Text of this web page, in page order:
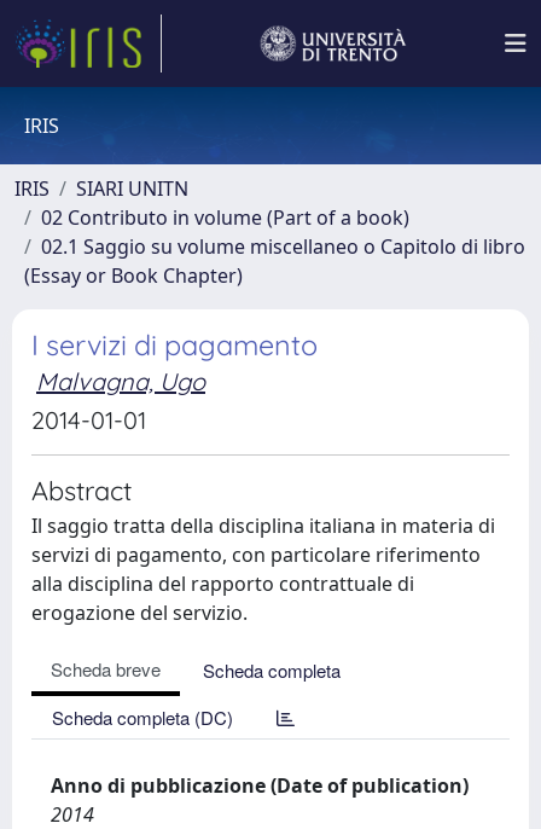
IRIS
IRIS
SIARI UNITN
02 Contributo in volume (Part of a book)
02.1 Saggio su volume miscellaneo o Capitolo di libro
(Essay or Book Chapter)
I servizi di pagamento
Malvagna, Ugo
2014-01-01
Abstract
Il saggio tratta della disciplina italiana in materia di
servizi di pagamento, con particolare riferimento
alla disciplina del rapporto contrattuale di
erogazione del servizio.
Scheda breve
Scheda completa
Scheda completa (DC)
Anno di pubblicazione (Date of publication)
2014